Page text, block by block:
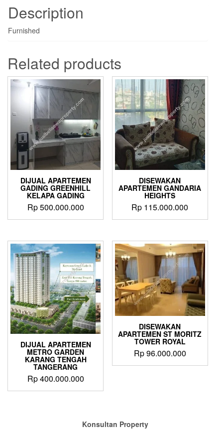
Description
Furnished
Related products
DIJUAL APARTEMEN
GADING GREENHILL
KELAPA GADING
Rp500.000.000
DISEWAKAN
APARTEMEN GANDARIA
HEIGHTS
Rp 115.000.000
DIJUAL APARTEMEN
METRO GARDEN
KARANG TENGAH
TANGERANG
Rp400.000.000
DISEWAKAN
APARTEMEN ST MORITZ
TOWER ROYAL
Rp96.000.000
Konsultan Property